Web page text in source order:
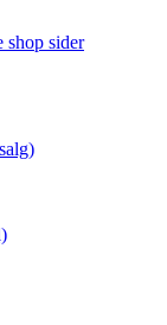
shop sider